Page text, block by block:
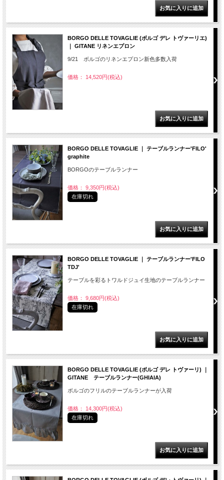
BORGO DELLE TOVAGLIE (ボルゴ デレ トヴァーリエ)
｜ GITANE リネンエプロン
9/21 ボルゴのリネンエプロン新色多数入荷
価格： 14,520円(税込)
BORGO DELLE TOVAGLIE ｜ テーブルランナー'FILO'
graphite
BORGOのテーブルランナー
価格： 9,350円(税込)
在庫切れ
BORGO DELLE TOVAGLIE ｜ テーブルランナー'FILO
TDJ'
テーブルを彩るトワルドジュイ生地のテーブルランナー
価格： 9,680円(税込)
在庫切れ
BORGO DELLE TOVAGLIE (ボルゴ デレ トヴァーリ) ｜
GITANE テーブルランナー(GHIAIA)
ボルゴのフリルのテーブルランナーが入荷
価格： 14,300円(税込)
在庫切れ